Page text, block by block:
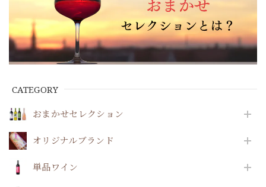
CATEGORY
おまかせセレクション
オリジナルブランド
単品ワイン